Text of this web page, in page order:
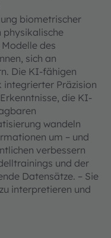
biometrischer
physikalische
des
sich an
Die KI-fähigen
integrierter Präzision
die KI-
wandeln
um – und
verbessern
und der
Datensätze. – Sie
interpretieren und